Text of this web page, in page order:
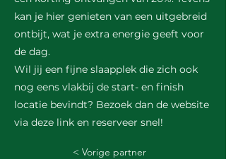
kan je hier genieten van een uitgebreid
ontbijt, wat je extra energie geeft voor
de dag.
Wil jij een fijne slaapplek die zich ook
nog eens vlakbij de start- en finish
locatie bevindt? Bezoek dan de website
via deze link en reserveer snel!
< Vorige partner